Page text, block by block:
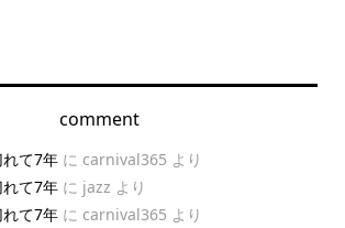
comment
て7年に carnival365 より
て7年に jazz より
て7年に carnival365 より